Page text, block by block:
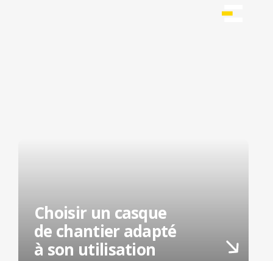
Choisir un casque
de chantier adapté
à son utilisation